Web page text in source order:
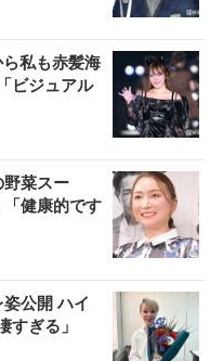
私も赤髪海
ビジュアル
菜スー
健康的です
公開 ハイ
ぎる」